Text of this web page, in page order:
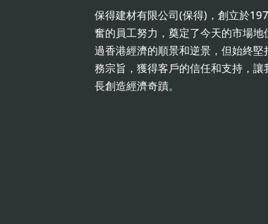
保得建材有限公司(保得)，創立於
奮的員工努力，奠定了今天的市場
過香港經濟的順景和逆景，但始終
務宗旨，獲得客戶的信任和支持，
長創造經濟奇蹟。